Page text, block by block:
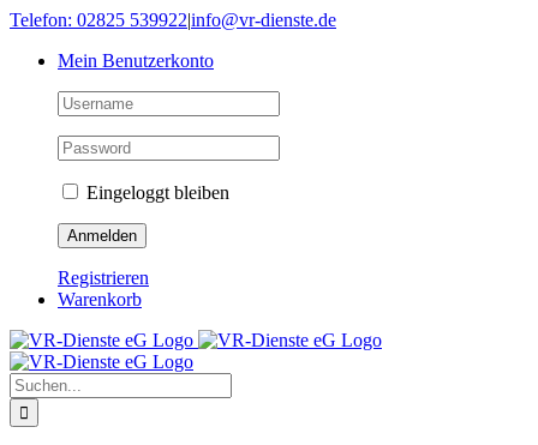
Skip
content
Telefon: 02825 539922|info@vr-dienste.de
Mein Benutzerkonto
Eingeloggt bleiben
Registrieren
Warenkorb
Suche
nach: